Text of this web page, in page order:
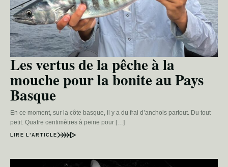
Les vertus de la pêche à la
mouche pour la bonite au Pays
Basque
En ce moment, sur la côte basque, il y a du frai d’anchois partout. Du tout
petit. Quatre centimètres à peine pour […]
LIRE L’ARTICLE